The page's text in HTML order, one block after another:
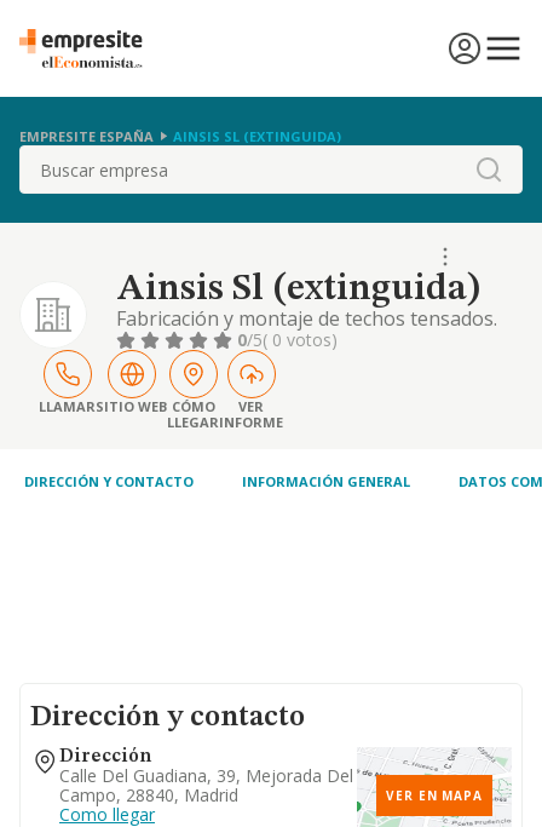
EMPRESITE ESPAÑA AINSIS SL (EXTINGUIDA)
Buscar
Ainsis Sl (extinguida)
Fabricación y montaje de techos tensados.
0/5( 0 votos)
LLAMARSITIO WEB CÓMO
LLEGAR
VER
INFORME
DIRECCIÓN Y CONTACTO INFORMACIÓN GENERAL DATOS
Dirección y contacto
Dirección
Calle Del Guadiana, 39, Mejorada Del
Campo, 28840, Madrid
Como llegar
VER EN MAPA